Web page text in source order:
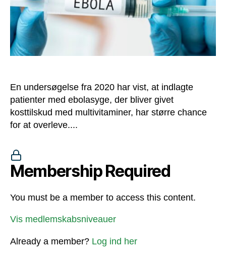
En undersøgelse fra 2020 har vist, at indlagte
patienter med ebolasyge, der bliver givet
kosttilskud med multivitaminer, har større chance
for at overleve....
Membership Required
You must be a member to access this content.
Vis medlemskabsniveauer
Already a member? Log ind her